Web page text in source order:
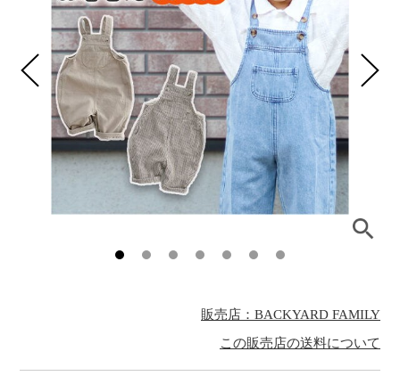
販売店：BACKYARD FAMILY
この販売店の送料について